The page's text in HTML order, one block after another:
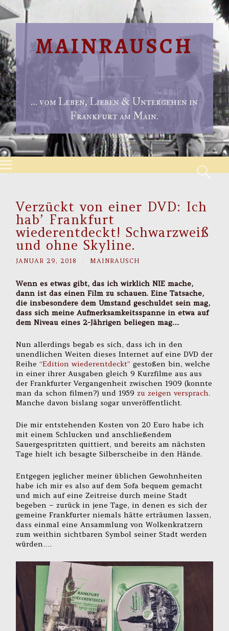
MAINRAUSCH
… vom Leben, Lieben & Untergehen in
Frankfurt am Main.
Menu
Verzückt von einer DVD: Ich
hab’ Frankfurt
wiederentdeckt! Schwarzweiß
und ohne Skyline.
JANUAR 29, 2018 MAINRAUSCH
Wenn es etwas gibt, das ich wirklich NIE mache,
dann ist das einen Film zu schauen. Eine Tatsache,
die insbesondere dem Umstand geschuldet sein mag,
dass sich meine Aufmerksamkeitsspanne in etwa auf
dem Niveau eines 2-Jährigen beliegen mag…
Nun allerdings begab es sich, dass ich in den
unendlichen Weiten dieses Internet auf eine DVD der
Reihe“Edition wiederentdeckt” gestoßen bin, welche
in einer ihrer Ausgaben gleich 9 Kurzfilme aus aus
der Frankfurter Vergangenheit zwischen 1909 (konnte
man da schon filmen?) und 1959 zu zeigen versprach.
Manche davon bislang sogar unveröffentlicht.
Die mir entstehenden Kosten von 20 Euro habe ich
mit einem Schlucken und anschließendem
Sauergespritzten quittiert, und bereits am nächsten
Tage hielt ich besagte Silberscheibe in den Hände.
Entgegen jeglicher meiner üblichen Gewohnheiten
habe ich mir es also auf dem Sofa bequem gemacht
und mich auf eine Zeitreise durch meine Stadt
begeben – zurück in jene Tage, in denen es sich der
gemeine Frankfurter niemals hätte erträumen lassen,
dass einmal eine Ansammlung von Wolkenkratzern
zum weithin sichtbaren Symbol seiner Stadt werden
würden….